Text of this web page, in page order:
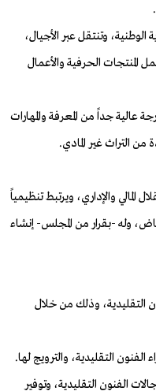
الوطنية، وتنتقل عبر الأجيال،
المنتجات الحرفية والأعمال
عالية جداً من المعرفة والمهارات
من التراث غير المادي.
المالي والإداري، ويرتبط تنظيمياً
وله -بقرار من المجلس- إنشاء
التقليدية، وذلك من خلال
الفنون التقليدية، وتوفير